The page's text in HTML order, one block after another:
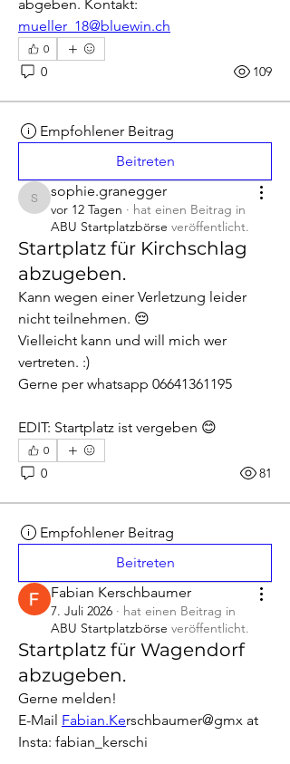
mueller_18@bluewin.ch
0
0 109
Empfohlener Beitrag
Beitreten
sophie.granegger
sophie.granegger
vor 12 Tagen · hat einen Beitrag in
ABU Startplatzbörse veröffentlicht.
Startplatz für Kirchschlag
abzugeben.
Kann wegen einer Verletzung leider
nicht teilnehmen. 😔
Vielleicht kann und will mich wer
vertreten. :)
Gerne per whatsapp 06641361195
EDIT: Startplatz ist vergeben 😊
0
0 81
Empfohlener Beitrag
Beitreten
Fabian Kerschbaumer
7. Juli 2026 · hat einen Beitrag in
ABU Startplatzbörse veröffentlicht.
Startplatz für Wagendorf
abzugeben.
Gerne melden!
E-Mail Fabian.Kerschbaumer@gmx at
Insta: fabian_kerschi